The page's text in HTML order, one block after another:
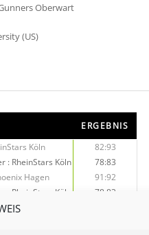
Oberwart
(US)
ERGEBNIS
Köln
82:93
: RheinStars Köln
78:83
Hagen
91:92
RheinStars Köln
78:83
Baskets